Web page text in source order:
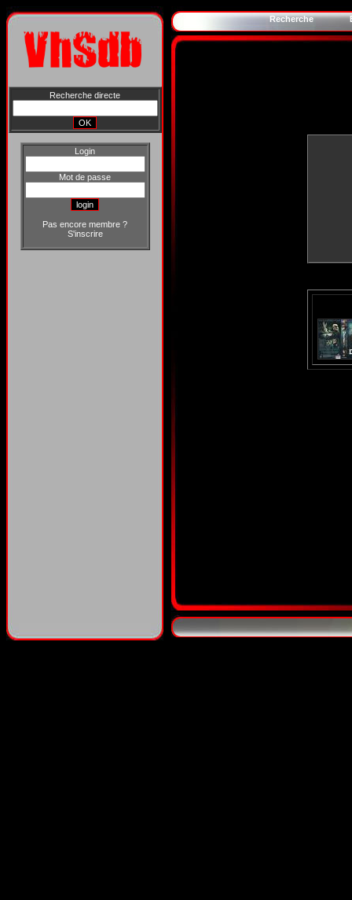
Recherche directe
Login
Mot de passe
Pas encore membre ?
S'inscrire
Recherche